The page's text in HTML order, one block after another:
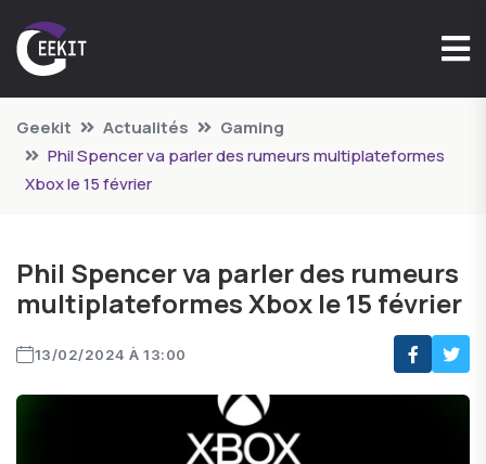
Geekit Actualités
Gaming
Phil Spencer va parler des rumeurs multiplateformes
Xbox le 15 février
Phil Spencer va parler des rumeurs
multiplateformes Xbox le 15 février
13/02/2024 À 13:00